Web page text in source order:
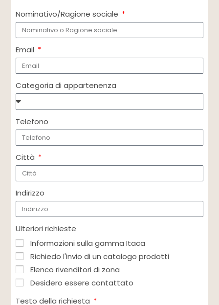
Nominativo/Ragione sociale
Email
Categoria di appartenenza
Telefono
Città
Indirizzo
Ulteriori richieste
Informazioni sulla gamma Itaca
Richiedo l'invio di un catalogo prodotti
Elenco rivenditori di zona
Desidero essere contattato
Testo della richiesta